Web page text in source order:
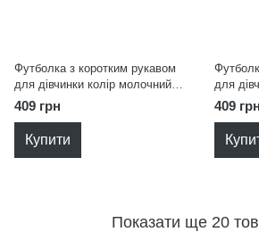
Футболка з коротким рукавом
для дівчинки колір молочний
134
409 грн
Купити
для
134
409 грн
Показати ще 20